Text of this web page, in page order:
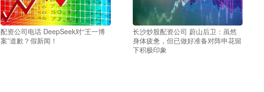
配资公司电话 DeepSeek对“王一博
案”道歉？假新闻！
长沙炒股配资公司 蔚山后卫：虽然
身体疲惫，但已做好准备对阵申花留
下积极印象